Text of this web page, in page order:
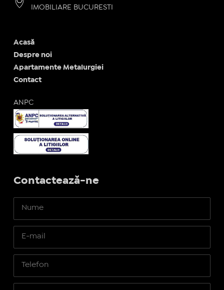
IMOBILIARE BUCURESTI
Acasă
Despre noi
Apartamente Metalurgiei
Contact
ANPC
Contactează-ne